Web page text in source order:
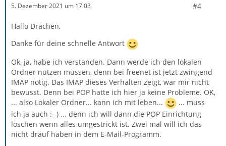
5. Dezember 2021 um 17:03 #4
Hallo Drachen,
Danke für deine schnelle Antwort
Ok, ja, habe ich verstanden. Dann werde ich den lokalen
Ordner nutzen müssen, denn bei freenet ist jetzt zwingend
IMAP nötig. Das IMAP dieses Verhalten zeigt, war mir nicht
bewusst. Denn bei POP hatte ich hier ja keine Probleme. OK,
... also Lokaler Ordner... kann ich mit leben...
... muss
ich ja auch :- ) ... denn ich will dann die POP Einrichtung
löschen wenn alles umgestrickt ist. Zwei mal will ich das
nicht drauf haben in dem E-Mail-Programm.